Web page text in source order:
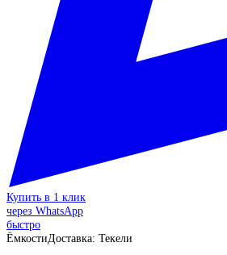
Купить в 1 клик
через WhatsApp
быстро
ЁмкостиДоставка: Текели